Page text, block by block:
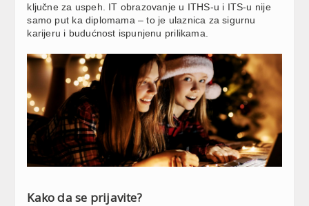
ključne za uspeh. IT obrazovanje u ITHS-u i ITS-u nije
samo put ka diplomama – to je ulaznica za sigurnu
karijeru i budućnost ispunjenu prilikama.
Kako da se prijavite?